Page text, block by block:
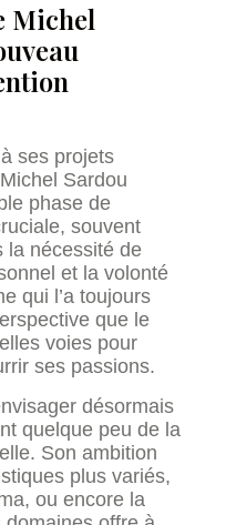
Michel
ses projets
Sardou
phase de
souvent
la nécessité de
et la volonté
qui l’a toujours
que le
voies pour
ses passions.
désormais
quelque peu de la
Son ambition
plus variés,
ou encore la